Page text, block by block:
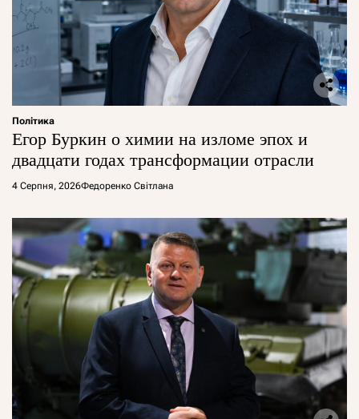
Політика
Егор Буркин о химии на изломе эпох и
двадцати годах трансформации отрасли
4 Серпня, 2026Федоренко Світлана